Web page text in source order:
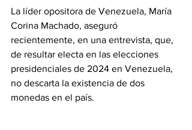
La líder opositora de Venezuela, María
Corina Machado, aseguró
recientemente, en una entrevista, que,
de resultar electa en las elecciones
presidenciales de 2024 en Venezuela,
no descarta la existencia de dos
monedas en el país.